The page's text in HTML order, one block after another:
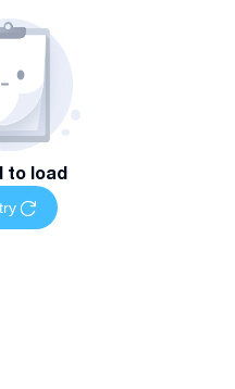
მარტივად —
to load